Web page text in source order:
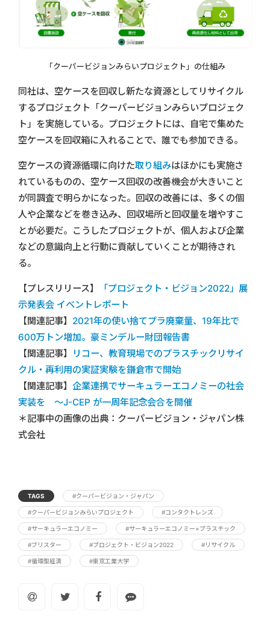
「クーパービジョンみらいプロジェクト」の仕組み
同社は、空ケースを回収し新たな資源としてリサイクル
するプロジェクト「クーパービジョンみらいプロジェク
ト」を実施している。プロジェクトには、自宅で集めた
空ケースを回収箱に入れることで、誰でも参加できる。
空ケースの資源循環に向けた取り組みはほかにも実施さ
れているものの、空ケース回収の改善機会が大きいこと
が同調査で明らかになった。回収の改善には、多くの個
人や企業などを巻き込み、回収場所と回収量を増やすこ
とが必要だ。こうしたプロジェクトが、個人および企業
などの意識向上と行動に貢献していくことが期待され
る。
【プレスリリース】
「プロジェクト・ビジョン2022」展
示発表会 イベントレポート
【関連記事】 2021年の使い捨てプラ廃棄量、19年比で
600万トン増加。豪ミンデルー財団報告書
【関連記事】
リコー、教育現場でのプラスチックリサイ
クル・再利用の実証実験を鎌倉市で開始
【関連記事】 企業連携でサーキュラーエコノミーの社会
実装を ～J-CEP が一周年記念会合を開催
＊記事中の画像の出典：クーパービジョン・ジャパン株
式会社
TAGS #クーパービジョン・ジャパン
#クーパービジョンみらいプロジェクト #コンタクトレンズ
#サーキュラーエコノミー #サーキュラーエコノミー×プラスチック
#ブリスター #プロジェクト・ビジョン2022 #リサイクル
#循環型経済 #東京工業大学